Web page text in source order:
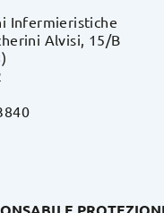
Infermieristiche
Alvisi, 15/B